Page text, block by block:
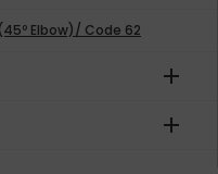
(45º Elbow)/ Code 62
add
add